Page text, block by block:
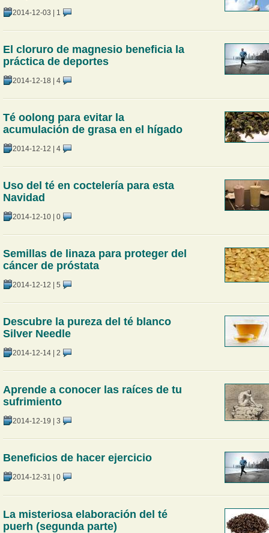
2014-12-03 | 1
El cloruro de magnesio beneficia la
práctica de deportes
2014-12-18 | 4
Té oolong para evitar la
acumulación de grasa en el hígado
2014-12-12 | 4
Uso del té en coctelería para esta
Navidad
2014-12-10| 0
Semillas de linaza para proteger del
cáncer de próstata
2014-12-12 | 5
Descubre la pureza del té blanco
Silver Needle
2014-12-14| 2
Aprende a conocer las raíces de tu
sufrimiento
2014-12-19 | 3
Beneficios de hacer ejercicio
2014-12-31 | 0
La misteriosa elaboración del té
puerh (segunda parte)